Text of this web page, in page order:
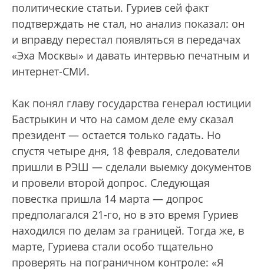
политические статьи. Гуриев сей факт
подтверждать не стал, но анализ показал: он
и вправду перестал появляться в передачах
«Эха Москвы» и давать интервью печатным и
интернет-СМИ.
Как понял главу государства генерал юстиции
Бастрыкин и что на самом деле ему сказал
президент — остается только гадать. Но
спустя четыре дня, 18 февраля, следователи
пришли в РЭШ — сделали выемку документов
и провели второй допрос. Следующая
повестка пришла 14 марта — допрос
предполагался 21-го, но в это время Гуриев
находился по делам за границей. Тогда же, в
марте, Гуриева стали особо тщательно
проверять на пограничном контроле: «Я